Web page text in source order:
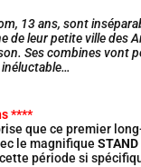
13 ans, sont
de leur petite ville des
Ses combines vont
****
que ce premier
le magnifique STAND
période si